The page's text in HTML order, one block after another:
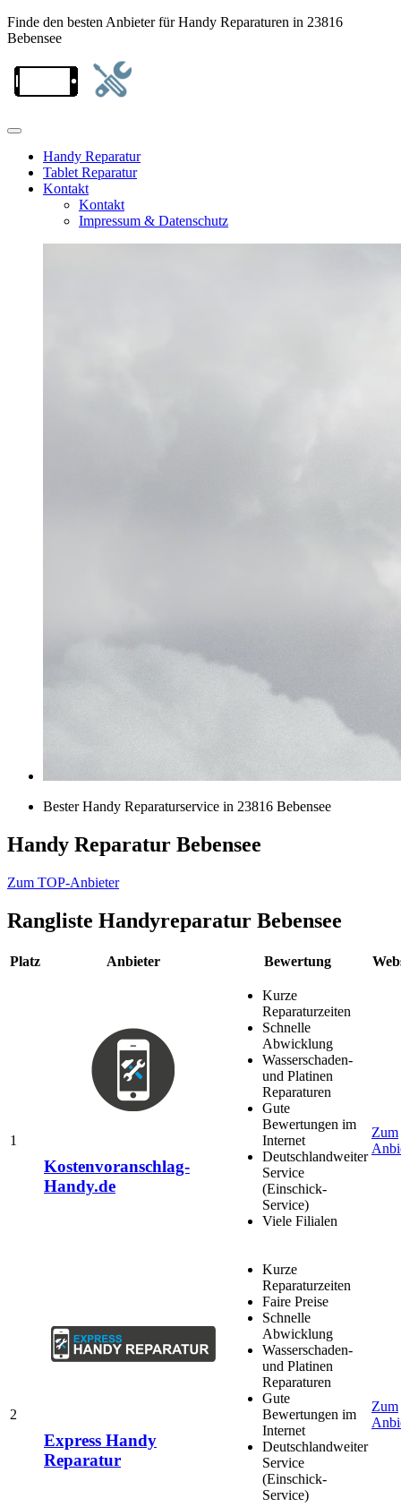
Finde den besten Anbieter für Handy Reparaturen in 23816
Bebensee
Handy Reparatur
Tablet Reparatur
Kontakt
Kontakt
Impressum & Datenschutz
Bester Handy Reparaturservice in 23816 Bebensee
Handy Reparatur Bebensee
Zum TOP-Anbieter
Rangliste Handyreparatur Bebensee
Platz Anbieter Bewertung
1
Kostenvoranschlag-
Handy.de
Kurze
Reparaturzeiten
Schnelle
Abwicklung
Wasserschaden-
und Platinen
Reparaturen
Gute
Bewertungen im
Internet
Deutschlandweiter
Service
(Einschick-
Service)
Viele Filialen
Zum
2
Express Handy
Reparatur
Kurze
Reparaturzeiten
Faire Preise
Schnelle
Abwicklung
Wasserschaden-
und Platinen
Reparaturen
Gute
Bewertungen im
Internet
Deutschlandweiter
Service
(Einschick-
Service)
Zum